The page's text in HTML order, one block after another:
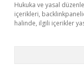
Hukuka ve yasal
içerikleri,
halinde, ilgili içerikler